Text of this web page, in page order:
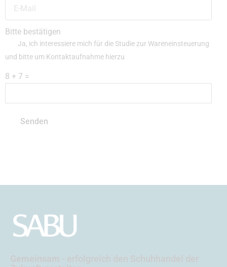
Bitte bestätigen
Ja, ich interessiere mich für die Studie zur Wareneinsteuerung
und bitte um Kontaktaufnahme hierzu
8 + 7 =
Senden